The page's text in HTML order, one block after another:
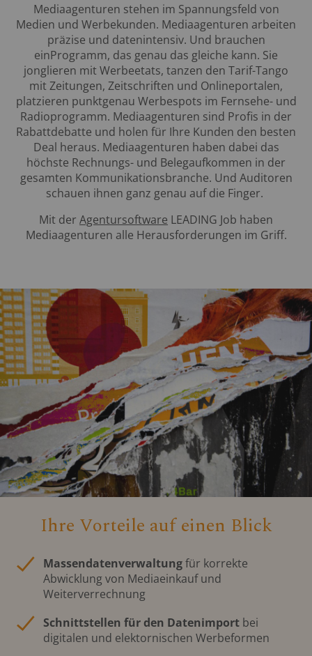
Mediaagenturen stehen im Spannungsfeld von
Medien und Werbekunden. Mediaagenturen arbeiten
präzise und datenintensiv. Und brauchen
einProgramm, das genau das gleiche kann. Sie
jonglieren mit Werbeetats, tanzen den Tarif-Tango
mit Zeitungen, Zeitschriften und Onlineportalen,
platzieren punktgenau Werbespots im Fernsehe- und
Radioprogramm. Mediaagenturen sind Profis in der
Rabattdebatte und holen für Ihre Kunden den besten
Deal heraus. Mediaagenturen haben dabei das
höchste Rechnungs- und Belegaufkommen in der
gesamten Kommunikationsbranche. Und Auditoren
schauen ihnen ganz genau auf die Finger.
Mit der Agentursoftware LEADING Job haben
Mediaagenturen alle Herausforderungen im Griff.
Ihre Vorteile auf einen Blick
Massendatenverwaltungfür korrekte
Abwicklung von Mediaeinkauf und
Weiterverrechnung
Schnittstellen für den Datenimport bei
digitalen und elektornischen Werbeformen